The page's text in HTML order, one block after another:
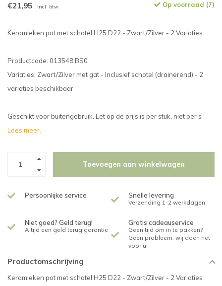
€21,95 Incl. btw Op voorraad (7)
Keramieken pot met schotel H25 D22 - Zwart/Zilver - 2 Variaties
Productcode: 013548,BS0
Variaties: Zwart/Zilver met gat - Inclusief schotel (drainerend) - 2
variaties beschikbaar
Geschikt voor buitengebruik. Let op de prijs is per stuk, niet per s
Lees meer..
Toevoegen aan winkelwagen
Persoonlijke service Snelle levering
Verzending 1-2 werkdagen
Niet goed? Geld terug!
Altijd een geld terug garantie
Gratis cadeauservice
Geen tijd om in te pakken?
Geen probleem, wij doen het
voor u!
Productomschrijving
Keramieken pot met schotel H25 D22 - Zwart/Zilver - 2 Variaties